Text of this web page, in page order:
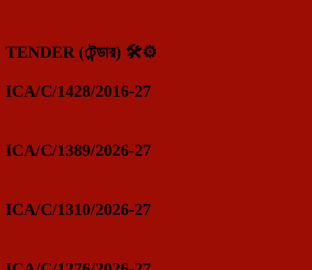
TENDER (টেন্ডার) 🛠️⚙️
ICA/C/1428/2016-27
ICA/C/1389/2026-27
ICA/C/1310/2026-27